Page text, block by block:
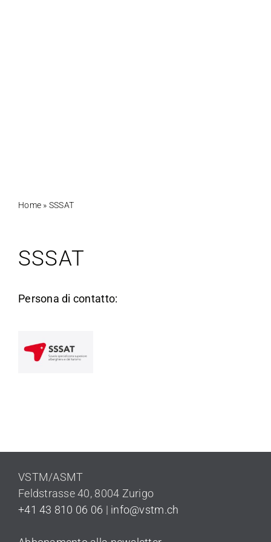
Home » SSSAT
SSSAT
Persona di contatto:
VSTM/ASMT
Feldstrasse 40, 8004 Zurigo
+41 43 810 06 06 | info@vstm.ch